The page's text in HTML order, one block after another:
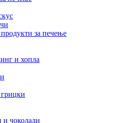
за печење
и хопла
и чоколади